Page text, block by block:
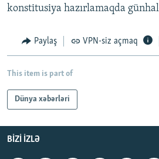
XƏBƏR BÜLLETENLƏRIMIZ
konstitusiya hazırlamaqda
Paylaş VPN-siz açmaq
This item is part of
Dünya xəbərləri
BIZI IZLƏ